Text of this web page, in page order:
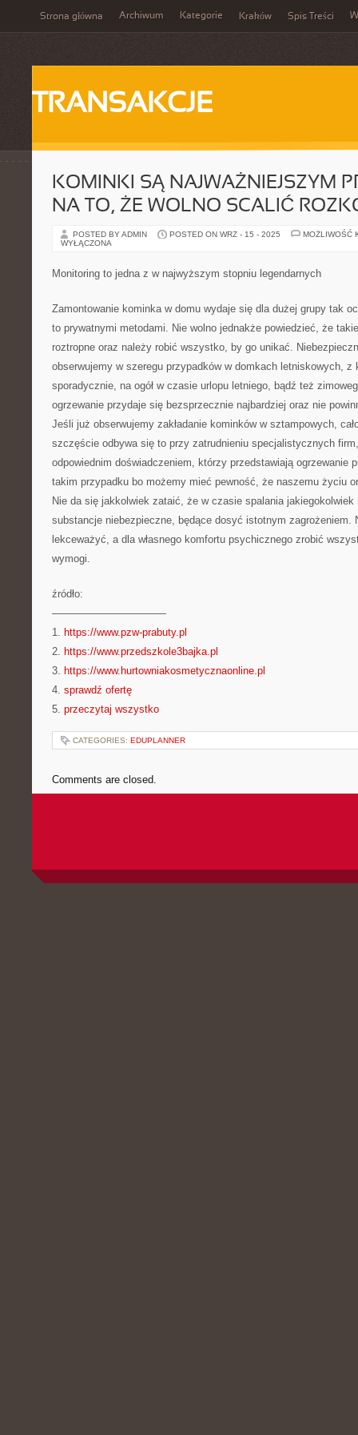
Strona główna Archiwum Kategorie Kraków Spis Treści
TRANSAKCJE
KOMINKI SĄ NAJWAŻNIEJSZYM
NA TO, ŻE WOLNO SCALIĆ
POSTED BY ADMIN POSTED ON WRZ - 15 - 2025
MOŻLIWOŚĆ
WYŁĄCZONA
Monitoring to jedna z w najwyższym stopniu legendarnych
Zamontowanie kominka w domu wydaje się dla dużej grupy tak
to prywatnymi metodami. Nie wolno jednakże powiedzieć, że
roztropne oraz należy robić wszystko, by go unikać.
obserwujemy w szeregu przypadków w domkach letniskowych,
sporadycznie, na ogół w czasie urlopu letniego, bądź też
ogrzewanie przydaje się bezsprzecznie najbardziej oraz nie
Jeśli już obserwujemy zakładanie kominków w sztampowych,
szczęście odbywa się to przy zatrudnieniu specjalistycznych
odpowiednim doświadczeniem, którzy przedstawiają ogrzewanie
takim przypadku bo możemy mieć pewność, że naszemu życiu
Nie da się jakkolwiek zataić, że w czasie spalania jakiegokolwiek
substancje niebezpieczne, będące dosyć istotnym zagrożeniem.
lekceważyć, a dla własnego komfortu psychicznego zrobić
wymogi.
źródło:
———————————
1. https://www.pzw-prabuty.pl
2. https://www.przedszkole3bajka.pl
3. https://www.hurtowniakosmetycznaonline.pl
4. sprawdź ofertę
5. przeczytaj wszystko
CATEGORIES: EDUPLANNER
Comments are closed.